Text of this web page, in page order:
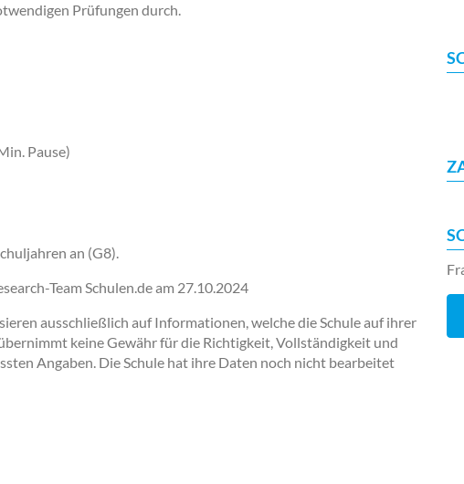
Prüfungen durch.
Pause)
an (G8).
Team Schulen.de am 27.10.2024
ausschließlich auf Informationen, welche die Schule auf ihrer
keine Gewähr für die Richtigkeit, Vollständigkeit und
Angaben. Die Schule hat ihre Daten noch nicht bearbeitet